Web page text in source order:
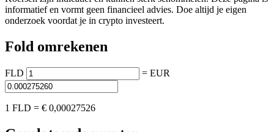
informatief en vormt geen financieel advies. Doe altijd je eigen
onderzoek voordat je in crypto investeert.
Fold omrekenen
FLD = EUR
1 FLD = € 0,00027526